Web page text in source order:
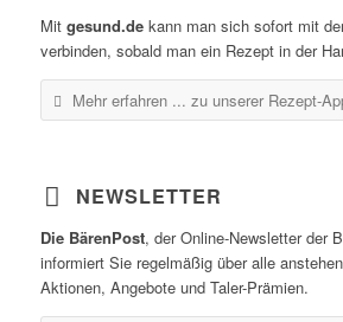
Mit gesund.dekann man sich sofort mit
verbinden, sobald man ein Rezept in der
Mehr erfahren ... zu unserer Rezept-
NEWSLETTER
Die BärenPost, der Online-Newsletter der
informiert Sie regelmäßig über alle
Aktionen, Angebote und Taler-Prämien.